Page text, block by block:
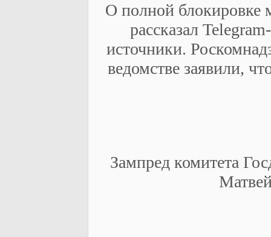
О полной блокировке
рассказал
источники.
ведомстве заявили,
Зампред комитета